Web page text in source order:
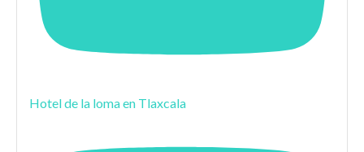
Hotel de la loma en Tlaxcala